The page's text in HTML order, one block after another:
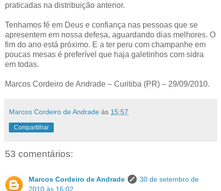
praticadas na distribuição anterior.
Tenhamos fé em Deus e confiança nas pessoas que se
apresentem em nossa defesa, aguardando dias melhores. O
fim do ano está próximo. E a ter peru com champanhe em
poucas mesas é preferível que haja galetinhos com sidra
em todas.
Marcos Cordeiro de Andrade – Curitiba (PR) – 29/09/2010.
Marcos Cordeiro de Andrade às 15:57
Compartilhar
53 comentários:
Marcos Cordeiro de Andrade
30 de setembro de
2010 às 16:02